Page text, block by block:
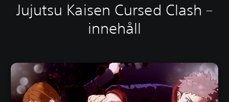
Jujutsu Kaisen Cursed Clash –
innehåll